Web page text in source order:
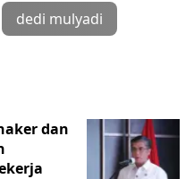
dedi mulyadi
dan